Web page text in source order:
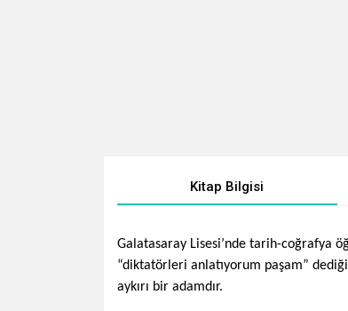
Kitap Bilgisi
Galatasaray Lisesi’nde tarih-coğrafya
“diktatörleri anlatıyorum paşam”
aykırı bir adamdır.